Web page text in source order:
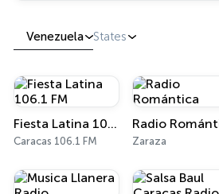
Venezuela States
Fiesta Latina 106.1 FM
Caracas 106.1 FM
Radio
Zaraza